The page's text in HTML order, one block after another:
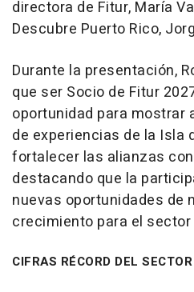
directora de Fitur, María
Descubre Puerto Rico,
Durante la presentación,
que ser Socio de Fitur
oportunidad para mostrar
de experiencias de la Isla
fortalecer las alianzas
destacando que la
nuevas oportunidades de
crecimiento para el
CIFRAS RÉCORD DEL SECTOR